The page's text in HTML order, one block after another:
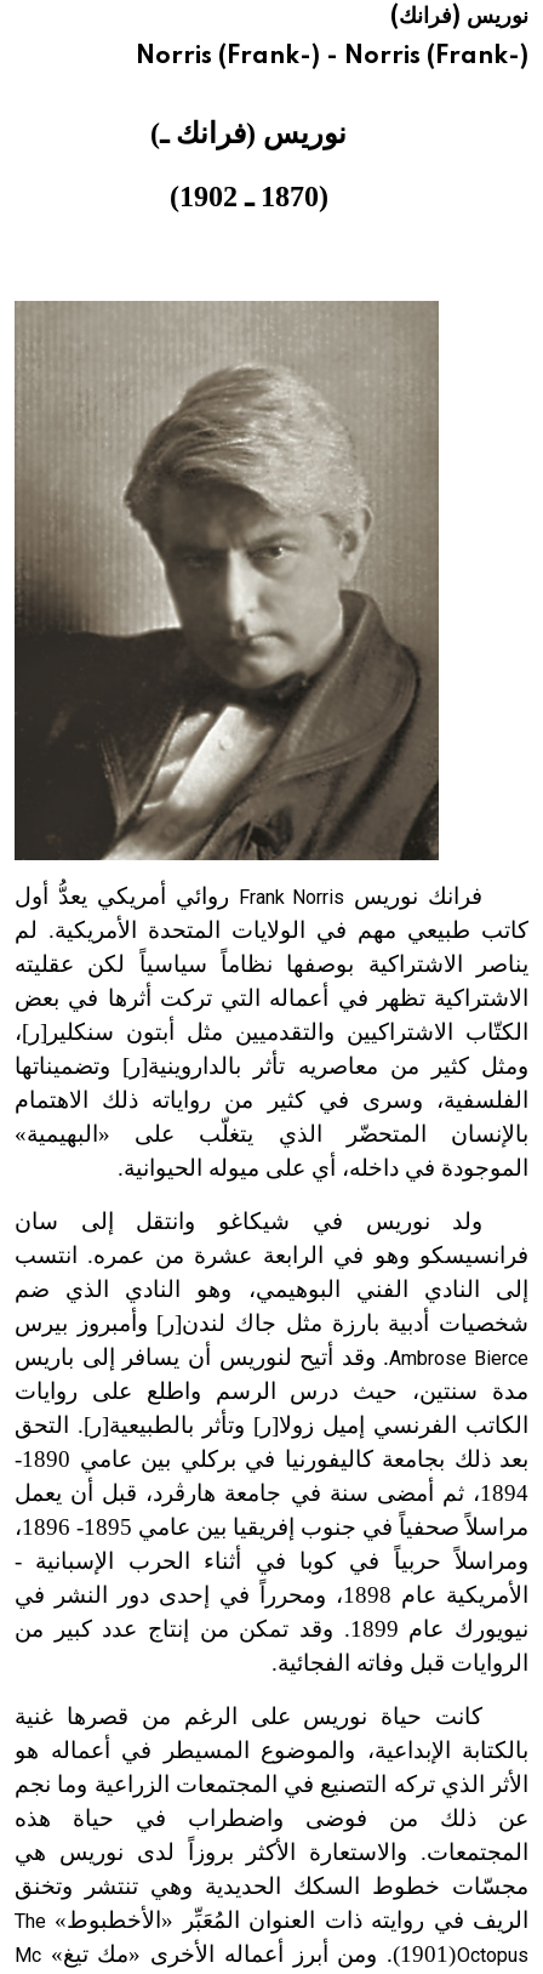
هيئة الموسوعة العربية تطلق موسوعات جديدة في عام 2026نوريس (فرانك)
Norris (Frank-) - Norris (Frank-)
نوريس (فرانك ـ)
(1870 ـ 1902)
فرانك نوريس Frank Norris
روائي أمريكي يعدُّ أول
كاتب طبيعي مهم في الولايات المتحدة الأمريكية. لم
يناصر الاشتراكية بوصفها نظاماً سياسياً لكن عقليته
الاشتراكية تظهر في أعماله التي تركت أثرها في بعض
الكتّاب الاشتراكيين والتقدميين مثل أبتون سنكلير[ر]،
ومثل كثير من معاصريه تأثر بالداروينية[ر] وتضميناتها
الفلسفية، وسرى في كثير من رواياته ذلك الاهتمام
بالإنسان المتحضّر الذي يتغلّب على «البهيمية»
الموجودة في داخله، أي على ميوله الحيوانية.
ولد نوريس في شيكاغو وانتقل إلى سان
فرانسيسكو وهو في الرابعة عشرة من عمره. انتسب
إلى النادي الفني البوهيمي، وهو النادي الذي ضم
شخصيات أدبية بارزة مثل جاك لندن[ر] وأمبروز بيرس
Ambrose Bierce. وقد أتيح لنوريس أن يسافر إلى باريس
مدة سنتين، حيث درس الرسم واطلع على روايات
الكاتب الفرنسي إميل زولا[ر] وتأثر بالطبيعية[ر]. التحق
بعد ذلك بجامعة كاليفورنيا في بركلي بين عامي 1890-
1894، ثم أمضى سنة في جامعة هارڤرد، قبل أن يعمل
مراسلاً صحفياً في جنوب إفريقيا بين عامي 1895- 1896،
ومراسلاً حربياً في كوبا في أثناء الحرب الإسبانية -
الأمريكية عام 1898، ومحرراً في إحدى دور النشر في
نيويورك عام 1899. وقد تمكن من إنتاج عدد كبير من
الروايات قبل وفاته الفجائية.
كانت حياة نوريس على الرغم من قصرها غنية
بالكتابة الإبداعية، والموضوع المسيطر في أعماله هو
الأثر الذي تركه التصنيع في المجتمعات الزراعية وما نجم
عن ذلك من فوضى واضطراب في حياة هذه
المجتمعات. والاستعارة الأكثر بروزاً لدى نوريس هي
مجسّات خطوط السكك الحديدية وهي تنتشر وتخنق
الريف في روايته ذات العنوان المُعَبِّر «الأخطبوط» The
Octopus(1901). ومن أبرز أعماله الأخرى «مك تيغ»
Mc